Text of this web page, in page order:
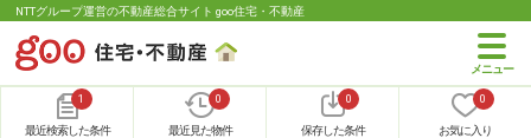
NTTグループ運営の不動産総合サイト goo住宅・不動産
1
最近検索した条件
0
最近見た物件
0
保存した条件
0
お気に入り